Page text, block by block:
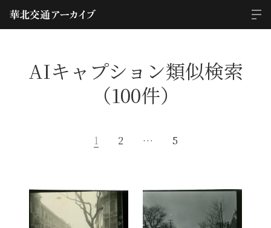
AIキャプション類似検索
（100件）
1 2 … 5